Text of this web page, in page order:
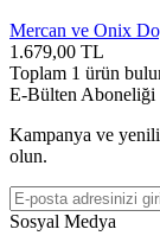
Mercan ve Onix
1.679,00 TL
Toplam 1 ürün
E-Bülten Aboneliği
Kampanya ve
olun.
Sosyal Medya